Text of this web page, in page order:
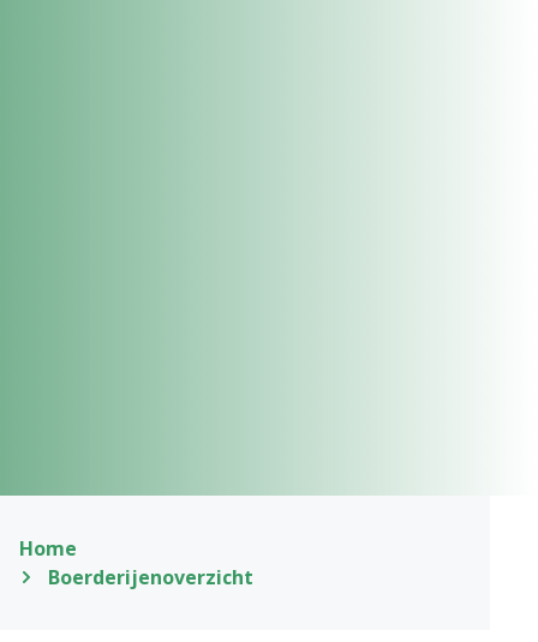
Home
Boerderijenoverzicht